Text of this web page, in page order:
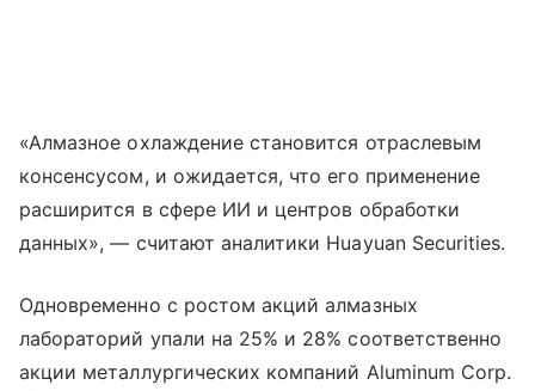
«Алмазное охлаждение становится отраслевым
консенсусом, и ожидается, что его применение
расширится в сфере ИИ и центров обработки
данных», — считают аналитики Huayuan Securities.
Одновременно с ростом акций алмазных
лабораторий упали на 25% и 28% соответственно
акции металлургических компаний Aluminum Corp.